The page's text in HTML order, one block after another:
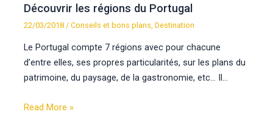
Découvrir les régions du Portugal
22/03/2018 /Conseils et bons plans ,Destination
Le Portugal compte 7 régions avec pour chacune
d’entre elles, ses propres particularités, sur les plans du
patrimoine, du paysage, de la gastronomie, etc… Il…
Read More »